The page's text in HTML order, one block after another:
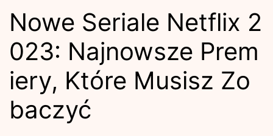
Nowe Seriale Netflix 2
023: Najnowsze Prem
iery, Które Musisz Zo
baczyć